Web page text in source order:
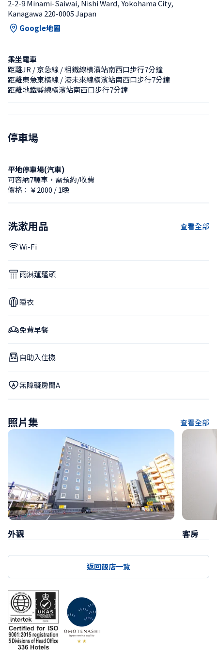
2-2-9 Minami-Saiwai, Nishi Ward, Yokohama City,
Kanagawa 220-0005 Japan
Google地圖
乘坐電車
距離JR / 京急線 / 相鐵線橫濱站南西口步行7分鐘
距離東急東橫線 / 港未來線橫濱站南西口步行7分鐘
距離地鐵藍線橫濱站南西口步行7分鐘
停車場
平地停車場(汽車)
可容納7輛車，需預約/收費
價格：￥2000 / 1晚
洗漱用品 查看全部
Wi-Fi
雨淋蓮蓬頭
睡衣
免費早餐
自助入住機
無障礙房間A
照片集 查看全部
外觀 客房
返回飯店一覽